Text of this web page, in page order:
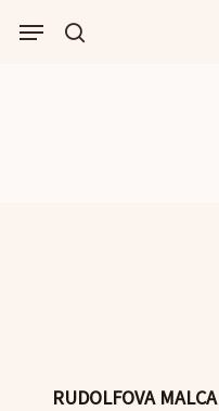
išči
Menu
RUDOLFOVA MALCA